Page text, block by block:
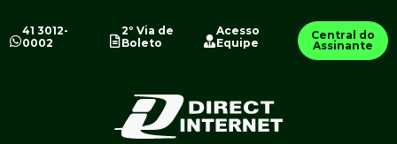
41 3012-
0002
2º Via de
Boleto
Acesso
Equipe
Central do
Assinante